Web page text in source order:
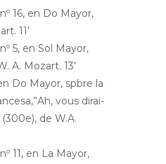
16, en Do Mayor,
11’
5, en Sol Mayor,
A. Mozart. 13’
Do Mayor, spbre la
vous dirai-
(300e), de W.A.
11, en La Mayor,